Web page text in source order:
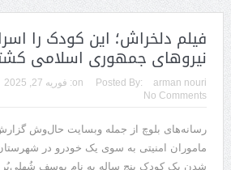
فیلم دلخراش؛ این کودک را
نیروهای جمهوری اسلامی
Posted By: arman nouri
on: فوریه 27, 2025
No Comments
رسانه‌های بلوچ از جمله وبسایت حال‌وش گزارش
ماموران امنیتی به سوی یک خودرو در
شدن یک کودک پنج ساله به نام یوسف شُهلی‌بُر